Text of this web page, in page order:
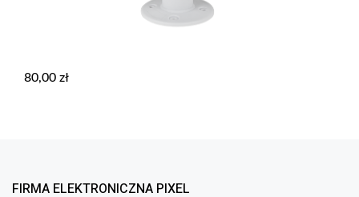
80,00 zł
FIRMA ELEKTRONICZNA PIXEL